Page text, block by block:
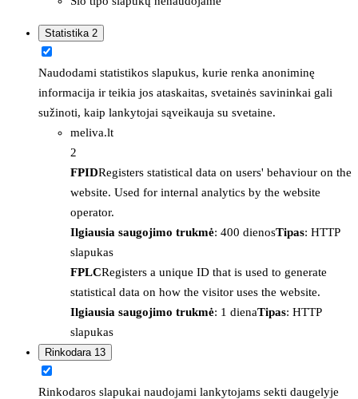
Statistika 2
Naudodami statistikos slapukus, kurie renka anoniminę
informacija ir teikia jos ataskaitas, svetainės savininkai gali
sužinoti, kaip lankytojai sąveikauja su svetaine.
meliva.lt
2
FPIDRegisters statistical data on users' behaviour on the
website. Used for internal analytics by the website
operator.
Ilgiausia saugojimo trukmė: 400 dienosTipas: HTTP
slapukas
FPLCRegisters a unique ID that is used to generate
statistical data on how the visitor uses the website.
Ilgiausia saugojimo trukmė: 1 dienaTipas: HTTP
slapukas
Rinkodara 13
Rinkodaros slapukai naudojami lankytojams sekti daugelyje